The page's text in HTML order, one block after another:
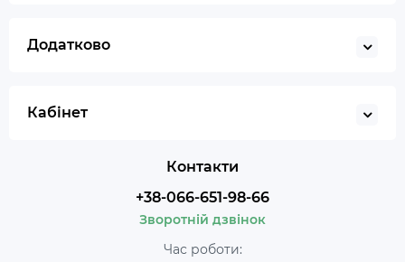
Додатково
Кабінет
Контакти
+38-066-651-98-66
Зворотній дзвінок
Час роботи: